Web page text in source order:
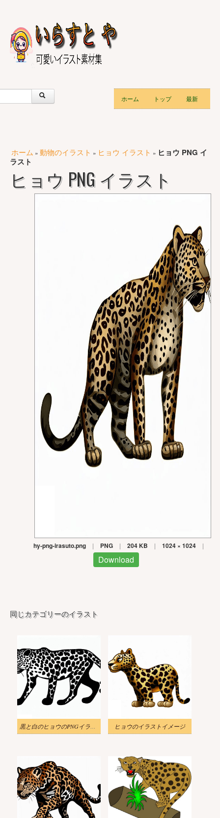
ホーム トップ 最新
ホーム » 動物のイラスト » ヒョウ イラスト » ヒョウ PNG イ
ラスト
ヒョウ PNG イラスト
hy-png-irasuto.png | PNG | 204 KB | 1024 × 1024 |
Download
同じカテゴリーのイラスト
黒と白のヒョウのPNGイラスト ヒョウのイラストイメージ